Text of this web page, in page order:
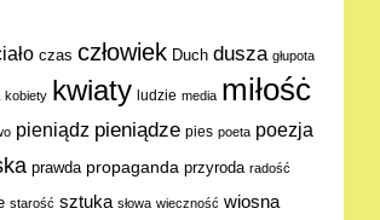
czas człowiek Duch dusza głupota
kobiety kwiaty ludzie media miłośċ
pieniądz pieniądze pies poeta poezja
prawda propaganda przyroda radość
starość sztuka słowa wieczność wiosna